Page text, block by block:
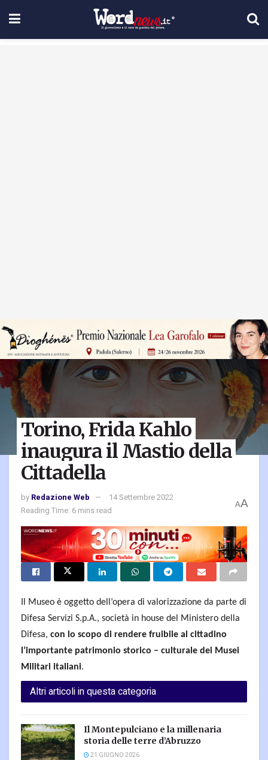
Torino, Frida Kahlo
inaugura il Mastio della
Cittadella
by Redazione Web
14 Settembre 2022
Reading Time: 6 mins read
AA
Il Museo è oggetto dell’opera di valorizzazione da parte di
Difesa Servizi S.p.A., società in house del Ministero della
Difesa, con lo scopo di rendere fruibile al cittadino
l’importante patrimonio storico – culturale dei Musei
Militari italiani.
Altri articoli in questa categoria
Il Montepulciano e la millenaria
storia delle terre d’Abruzzo
21 GIUGNO 2026